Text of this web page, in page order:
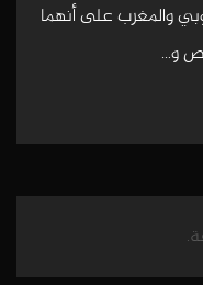
والمغرب على أنهما
و…